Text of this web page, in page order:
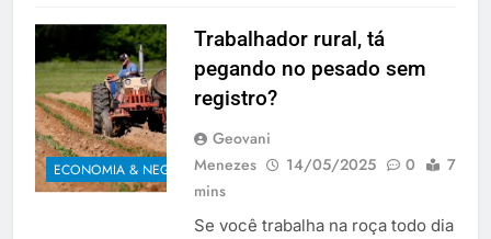
ECONOMIA & NEGÓCIOS
Trabalhador rural, tá
pegando no pesado sem
registro?
Geovani
Menezes
14/05/2025 0
7
mins
Se você trabalha na roça todo dia